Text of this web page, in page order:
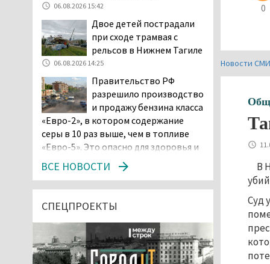
0
Новости
В
Суд
06.08.2026 15:42
Двое детей пострадали
при сходе трамвая с
рельсов в Нижнем Тагиле
06.08.2026 14:25
Правительство РФ
разрешило производство
и продажу бензина класса
«Евро-2», в котором содержание
серы в 10 раз выше, чем в топливе
«Евро-5». Это опасно для здоровья и
повышает износ автомобиля
06.08.2026 13:53
В Детской городской
больнице № 3 Нижнего
обвинения родителей, которые
заявили, что их дочь в палате
покусала бельевая вошь
ВСЕ НОВОСТИ
СПЕЦПРОЕКТЫ